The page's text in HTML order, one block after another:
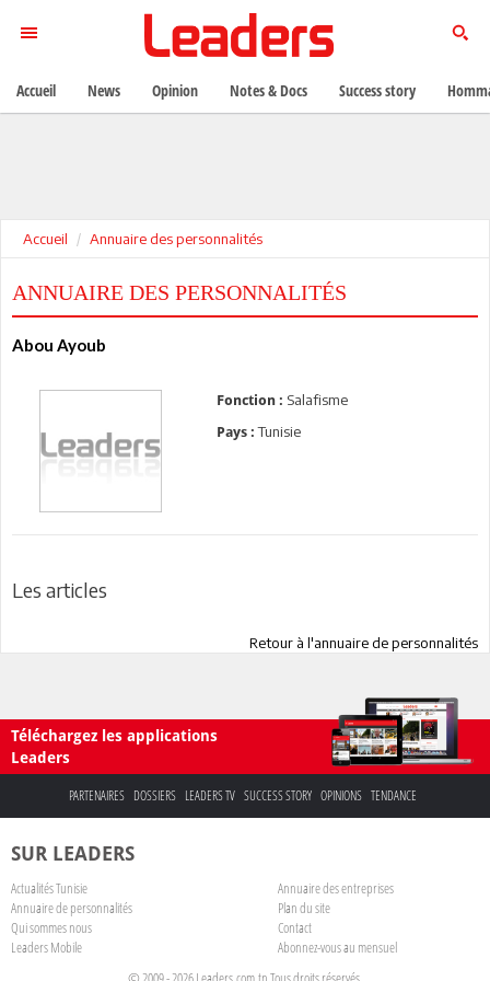
Accueil Annuaire des personnalités
ANNUAIRE DES PERSONNALITÉS
Abou Ayoub
Fonction : Salafisme
Pays : Tunisie
Les articles
Retour à l'annuaire de personnalités
Téléchargez les applications
Leaders
PARTENAIRES DOSSIERS LEADERS TV SUCCESS STORY OPINIONS TENDANCE
SUR LEADERS
Actualités Tunisie
Annuaire des entreprises
Annuaire de personnalités
Plan du site
Qui sommes nous
Contact
Leaders Mobile
Abonnez-vous au mensuel
Accueil News Opinion Notes & Docs Success story